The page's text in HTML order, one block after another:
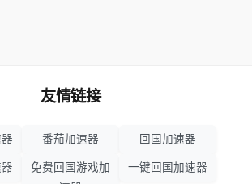
友情链接
番茄加速器 回国加速器
免费回国游戏加
一键回国加速器